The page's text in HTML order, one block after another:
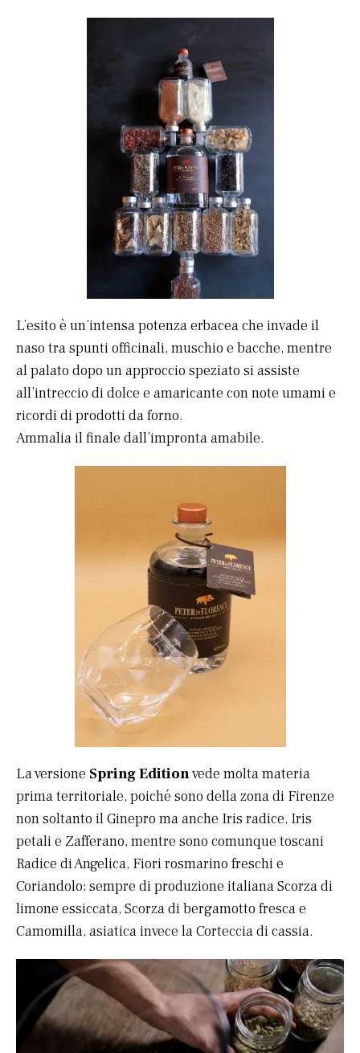
L’esito è un’intensa potenza erbacea che invade il
naso tra spunti officinali, muschio e bacche, mentre
al palato dopo un approccio speziato si assiste
all’intreccio di dolce e amaricante con note umami e
ricordi di prodotti da forno.
Ammalia il finale dall’impronta amabile.
La versione Spring Editionvede molta materia
prima territoriale, poiché sono della zona di Firenze
non soltanto il Ginepro ma anche Iris radice, Iris
petali e Zafferano, mentre sono comunque toscani
Radice di Angelica, Fiori rosmarino freschi e
Coriandolo; sempre di produzione italiana Scorza di
limone essiccata, Scorza di bergamotto fresca e
Camomilla, asiatica invece la Corteccia di cassia.